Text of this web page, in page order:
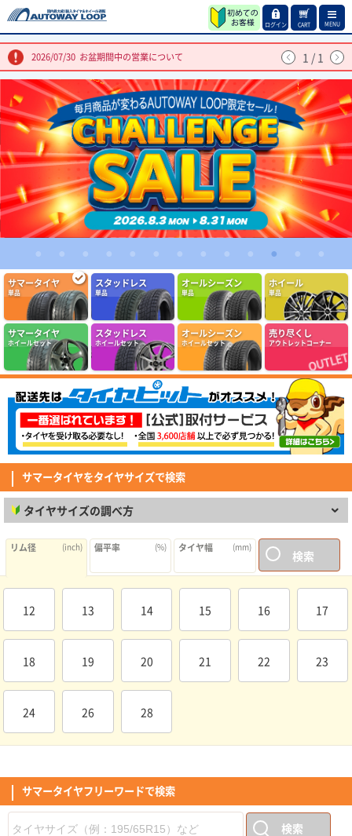
ログイン CART MENU
2026/07/30 お盆期間中の営業について 1 / 1
11
サマータイヤ
単品
スタッドレス
単品
オールシーズン
単品
ホイール
単品
サマータイヤ
ホイールセット
スタッドレス
ホイールセット
オールシーズン
ホイールセット
売り尽くし
アウトレットコーナー
サマータイヤをタイヤサイズで検索
タイヤサイズの調べ方
リム径 (inch) 偏平率 (%) タイヤ幅 (mm)
検索
12 13 14 15 16 17
18 19 20 21 22 23
24 26 28
サマータイヤフリーワードで検索
検索
(4.86点)qol0309さん
ARMSTRONG BLU-TRAC HP 205/55R16 94W XL
問題なし定期交換しましょう
(4.86点)ike*******さん
MINERVA F205 215/45R17.Z 91Y XL
価格以上の性能を感じられるコスパ抜群のタイヤでした。グリップ・静粛性
ともに想像以上で、街乗りでは安心して走れます。 但し、燃費に関しては
若干心配はしていますが、この値段ではと割り切り、これから様子をみてい
きます。
(5.00点)pek*******さん
RADAR Dimax R8+ 275/40R19.Z 105Y XL
とても良く助かって居ます。ありがとう御座いました。
(5.00点)sig*******さん
MINERVA 209 165/60R15 81T XL
(4.29点)mav*******さん
GOODYEAR EfficientGrip Comfort 215/45R18 93W XL
純正タイヤからの取り替え。静寂性、グリップ、乗り心地など問題なく満足
(4.14点)mim*******さん
MAXTREK MAXIMUS M2 185/65R15 88H
走行距離はそこまでなかったが、経年の関係で交換。過去2回も同じメーカ
ーだったので不安はありません。 盆前に交換出来て良かったです。 性能は
取り替えたばかりなので暫定です。
(5.00点)
こまこまさん
が一緒で特に不満もなかったので今回は初めてオールタイヤシーズンタイヤ
の購入にしました。 コストパフォーマンスも良く取り付け工賃も軽自動車
とは言えバルブ交換、廃タイヤ引取り、窒素ガス注入でも10500円と安くト
ータル的に35000円を切りました。8/1からタイヤが値上がるため、タイミ
(4.50点)mag*******さん
RADAR Dimax SPORT 225/50R17 98Y XL